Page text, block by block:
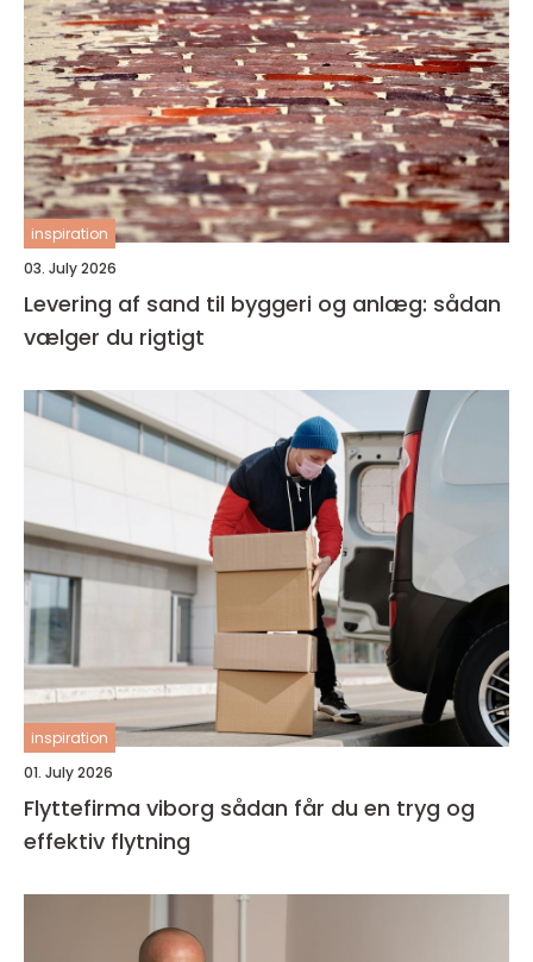
inspiration
03. July 2026
Levering af sand til byggeri og anlæg: sådan
vælger du rigtigt
inspiration
01. July 2026
Flyttefirma viborg sådan får du en tryg og
effektiv flytning